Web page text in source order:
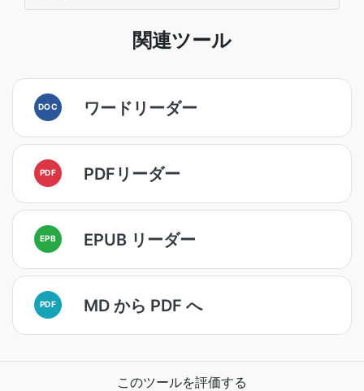
関連ツール
DOC ワードリーダー
PDF PDFリーダー
EPB EPUB リーダー
PDF MD から PDF へ
このツールを評価する